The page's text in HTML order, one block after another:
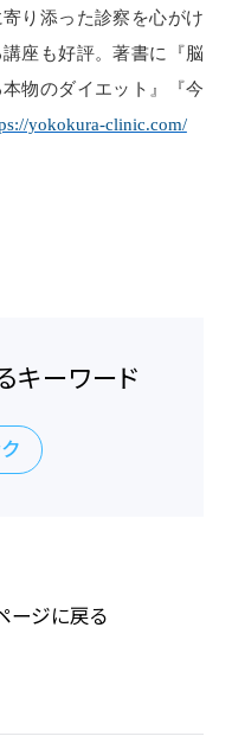
り添った診察を心がけ
座も好評。著書に『脳
物のダイエット』『今
yokokura-clinic.com/
キーワード
ージに戻る